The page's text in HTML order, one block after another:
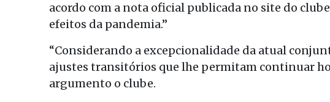
acordo com a nota oficial publicada no site do
efeitos da pandemia.”
“Considerando a excepcionalidade da atual
ajustes transitórios que lhe permitam continuar
argumento o clube.